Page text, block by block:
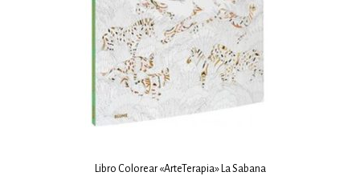
Libro Colorear «ArteTerapia» La Sabana